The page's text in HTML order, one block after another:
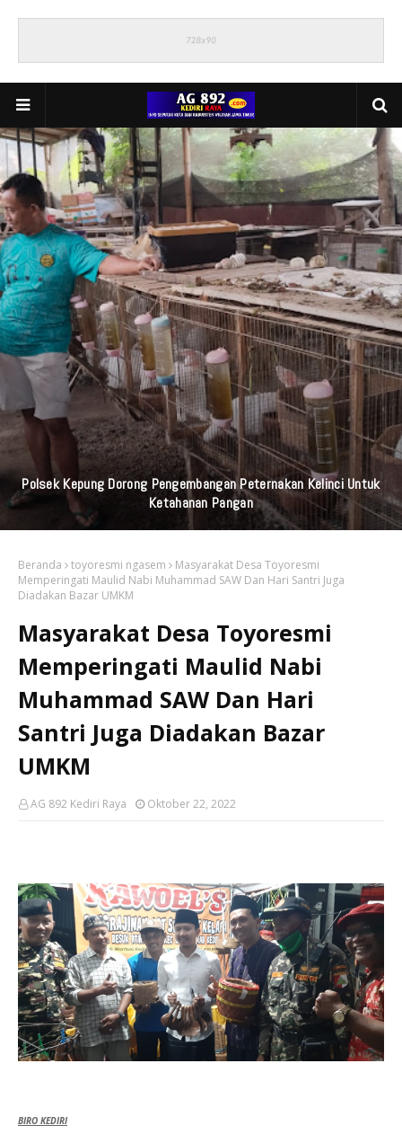
Praktisi Hukum Soroti Investasi Bodong Yang Libatkan
Bayangkari
Beranda toyoresmi ngasem
Masyarakat Desa Toyoresmi
Memperingati Maulid Nabi Muhammad SAW Dan Hari Santri Juga
Diadakan Bazar UMKM
Masyarakat Desa Toyoresmi
Memperingati Maulid Nabi
Muhammad SAW Dan Hari
Santri Juga Diadakan Bazar
UMKM
AG 892 Kediri Raya Oktober 22, 2022
BIRO KEDIRI